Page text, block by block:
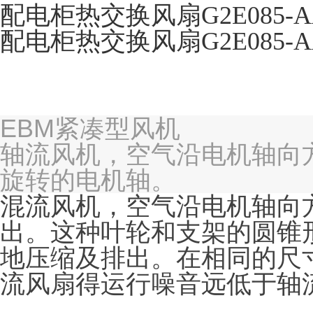
配电柜热交换风扇G2E085-
配电柜热交换风扇G2E085-
EBM紧凑型风机
轴流风机，空气沿电机轴
旋转的电机轴。
混流风机，空气沿电机轴
出。这种叶轮和支架的圆
地压缩及排出。在相同的
流风扇得运行噪音远低于轴